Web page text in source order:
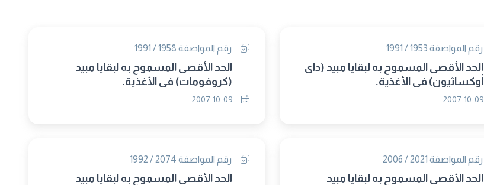
رقم المواصفة 1953 / 1991
الحد الأقصى المسموح به لبقايا مبيد (داى
أوكساثيون) فى الأغذية.
رقم المواصفة 1958 / 1991
الحد الأقصى المسموح به لبقايا مبيد
(كروفومات) فى الأغذية.
رقم المواصفة 2021 / 2006
الحد الأقصى المسموح به لبقايا مبيد
رقم المواصفة 2074 / 1992
الحد الأقصى المسموح به لبقايا مبيد